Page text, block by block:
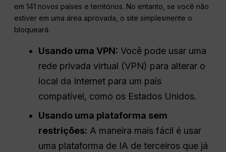
em 141 novos países e territórios. No entanto, se você não
estiver em uma área aprovada, o site simplesmente o
bloqueará.
Usando uma VPN: Você pode usar uma
rede privada virtual (VPN) para alterar o
local da Internet para um país
compatível, como os Estados Unidos.
Usando uma plataforma sem
restrições: A maneira mais fácil é usar
uma plataforma de IA de terceiros que já